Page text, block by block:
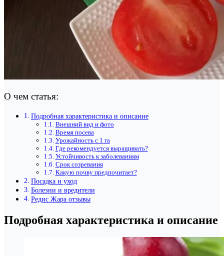
О чем статья:
Подробная характеристика и описание
Внешний вид и фото
Время посева
Урожайность с 1 га
Где рекомендуется выращивать?
Устойчивость к заболеваниям
Срок созревания
Какую почву предпочитает?
Посадка и уход
Болезни и вредители
Редис Жара отзывы
Подробная характеристика и описание